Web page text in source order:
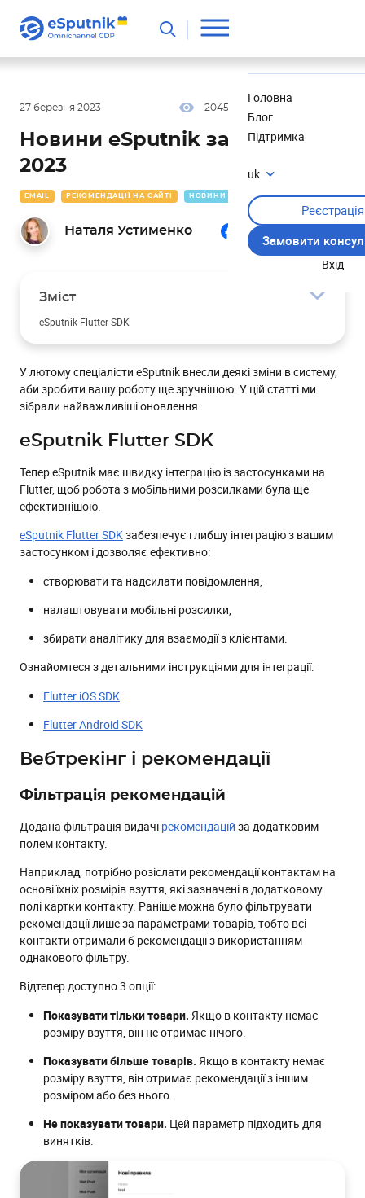
Головна
Блог
Підтримка
uk
Реєстрація
Замовити
Вхід
27 березня 2023 2045
EMAIL РЕКОМЕНДАЦІЇ НА САЙТІ НОВИНИ
Новини eSputnik за лютий
2023
Наталя Устименко
Зміст
eSputnik Flutter SDK
Вебтрекінг і рекомендації
Фільтрація рекомендацій
Деталізація помилок під час надсилання рекомендацій
замовленнями
Сценарії
Назва повідомлення
Інформація про запит
Блок “Завдання”
Звіти
Замовлення
Звіти за розсилками
Кількість промокодів
Налаштування тексту
Інформери та віджети обмеження віку
Перемикання між компонентами
Редагування помилок
Статуси планування публікацій
Компонент відео
Статистика за промокодом
Інші оновлення
Зображення для мобільних пушів
Багатомовність для Custom data
Експорт у BigQuery
Керування контактами
У лютому спеціалісти eSputnik внесли деякі зміни в систему,
аби зробити вашу роботу ще зручнішою. У цій статті ми
зібрали найважливіші оновлення.
eSputnik Flutter SDK
Тепер eSputnik має швидку інтеграцію із застосунками на
Flutter, щоб робота з мобільними розсилками була ще
ефективнішою.
eSputnik Flutter SDKзабезпечує глибшу інтеграцію з вашим
застосунком і дозволяє ефективно:
створювати та надсилати повідомлення,
налаштовувати мобільні розсилки,
збирати аналітику для взаємодії з клієнтами.
Ознайомтеся з детальними інструкціями для інтеграції:
Flutter iOS SDK
Flutter Android SDK
Вебтрекінг і рекомендації
Фільтрація рекомендацій
Додана фільтрація видачі рекомендацій за додатковим
полем контакту.
Наприклад, потрібно розіслати рекомендації контактам на
основі їхніх розмірів взуття, які зазначені в додатковому
полі картки контакту. Раніше можна було фільтрувати
рекомендації лише за параметрами товарів, тобто всі
контакти отримали б рекомендації з використанням
однакового фільтру.
Відтепер доступно 3 опції:
Показувати тільки товари. Якщо в контакту немає
розміру взуття, він не отримає нічого.
Показувати більше товарів. Якщо в контакту немає
розміру взуття, він отримає рекомендації з іншим
розміром або без нього.
Не показувати товари. Цей параметр підходить для
винятків.